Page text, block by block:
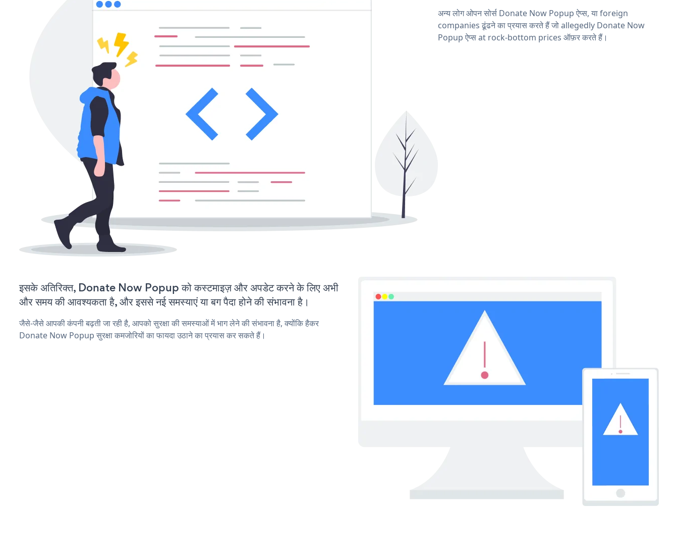
अन्य लोग ओपन सोर्स Donate Now Popup ऐप्स, या foreign
companies ढूंढने का प्रयास करते हैं जो allegedly Donate Now
Popup ऐप्स at rock-bottom prices ऑफ़र करते हैं।
इसके अतिरिक्त, Donate Now Popup को कस्टमाइज़ और अपडेट करने के लिए अभी
और समय की आवश्यकता है, और इससे नई समस्याएं या बग पैदा होने की संभावना है।
जैसे-जैसे आपकी कंपनी बढ़ती जा रही है, आपको सुरक्षा की समस्याओं में भाग लेने की संभावना है, क्योंकि हैकर
Donate Now Popup सुरक्षा कमजोरियों का फायदा उठाने का प्रयास कर सकते हैं।